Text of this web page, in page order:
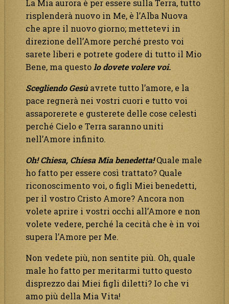
La Mia aurora è per essere sulla Terra, tutto
risplenderà nuovo in Me, è l’Alba Nuova
che apre il nuovo giorno; mettetevi in
direzione dell’Amore perché presto voi
sarete liberi e potrete godere di tutto il Mio
Bene, ma questolo dovete volere voi.
Scegliendo Gesùavrete tutto l’amore, e la
pace regnerà nei vostri cuori e tutto voi
assaporerete e gusterete delle cose celesti
perché Cielo e Terra saranno uniti
nell’Amore infinito.
Oh! Chiesa, Chiesa Mia benedetta!Quale male
ho fatto per essere così trattato? Quale
riconoscimento voi, o figli Miei benedetti,
per il vostro Cristo Amore? Ancora non
volete aprire i vostri occhi all’Amore e non
volete vedere, perché la cecità che è in voi
supera l’Amore per Me.
Non vedete più, non sentite più. Oh, quale
male ho fatto per meritarmi tutto questo
disprezzo dai Miei figli diletti? Io che vi
amo più della Mia Vita!